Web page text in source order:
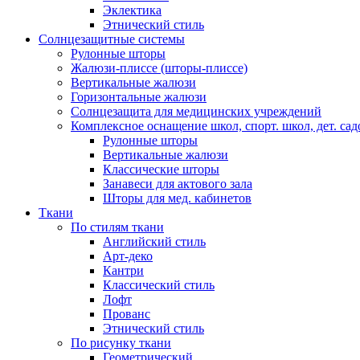
Эклектика
Этнический стиль
Солнцезащитные системы
Рулонные шторы
Жалюзи-плиссе (шторы-плиссе)
Вертикальные жалюзи
Горизонтальные жалюзи
Солнцезащита для медицинских учреждений
Комплексное оснащение школ, спорт. школ, дет.
Рулонные шторы
Вертикальные жалюзи
Классические шторы
Занавеси для актового зала
Шторы для мед. кабинетов
Ткани
По стилям ткани
Английский стиль
Арт-деко
Кантри
Классический стиль
Лофт
Прованс
Этнический стиль
По рисунку ткани
Геометрический